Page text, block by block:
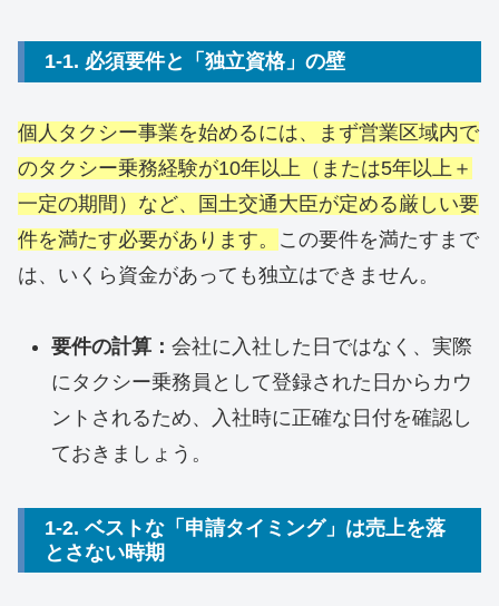
1-1. 必須要件と「独立資格」の壁
個人タクシー事業を始めるには、まず営業区域内で
のタクシー乗務経験が10年以上（または5年以上＋
一定の期間）など、国土交通大臣が定める厳しい要
件を満たす必要があります。 この要件を満たすまで
は、いくら資金があっても独立はできません。
要件の計算： 会社に入社した日ではなく、実際
にタクシー乗務員として登録された日からカウ
ントされるため、入社時に正確な日付を確認し
ておきましょう。
1-2. ベストな「申請タイミング」は売上を落
とさない時期